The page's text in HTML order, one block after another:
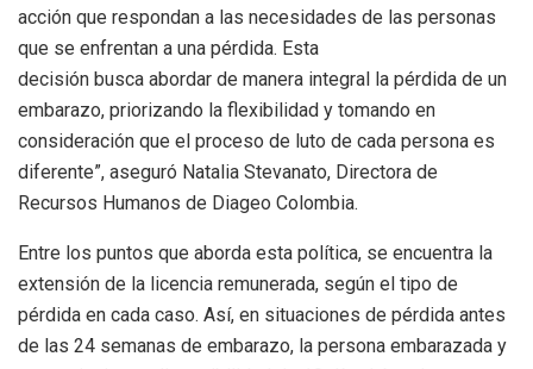
acción que respondan a las necesidades de las personas
que se enfrentan a una pérdida. Esta
decisión busca abordar de manera integral la pérdida de un
embarazo, priorizando la flexibilidad y tomando en
consideración que el proceso de luto de cada persona es
diferente”, aseguró Natalia Stevanato, Directora de
Recursos Humanos de Diageo Colombia.
Entre los puntos que aborda esta política, se encuentra la
extensión de la licencia remunerada, según el tipo de
pérdida en cada caso. Así, en situaciones de pérdida antes
de las 24 semanas de embarazo, la persona embarazada y